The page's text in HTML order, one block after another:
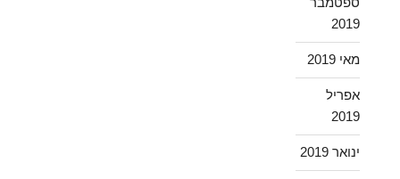
2019
מאי 2019
אפריל
2019
ינואר 2019